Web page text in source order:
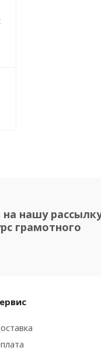
нашу
грамотного